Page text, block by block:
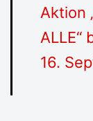
Aktion
ALLE“
16.